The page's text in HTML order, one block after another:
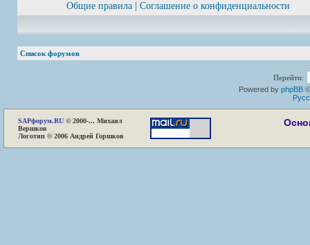
Общие правила
Соглашение о конфиденциальности
Список форумов
Перейти:
Powered by phpBB
SAPфорум.RU © 2000-... Михаил
Вершков
Логотип © 2006 Андрей Горшков